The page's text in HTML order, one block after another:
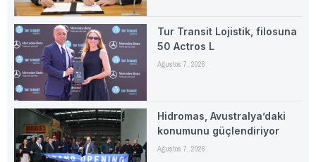
Tur Transit Lojistik, filosuna
50 Actros L
Ağustos 7, 2026
Hidromas, Avustralya’daki
konumunu güçlendiriyor
Ağustos 7, 2026